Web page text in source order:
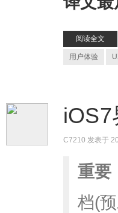
阅读全文
用户体验
C7210 发表于
重要
档(